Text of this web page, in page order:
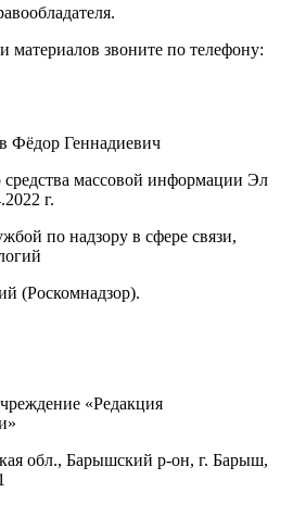
материалов звоните по телефону:
Фёдор Геннадиевич
массовой информации Эл
г.
по надзору в сфере связи,
(Роскомнадзор).
«Редакция
обл., Барышский р-он, г. Барыш,